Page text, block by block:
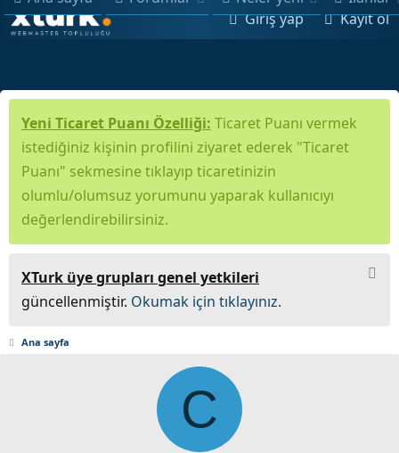
Giriş yap Kayıt ol
Yeni Ticaret Puanı Özelliği: Ticaret Puanı vermek
istediğiniz kişinin profilini ziyaret ederek "Ticaret
Puanı" sekmesine tıklayıp ticaretinizin
olumlu/olumsuz yorumunu yaparak kullanıcıyı
değerlendirebilirsiniz.
XTurk üye grupları genel yetkileri
güncellenmiştir. Okumak için tıklayınız.
Ana sayfa
C